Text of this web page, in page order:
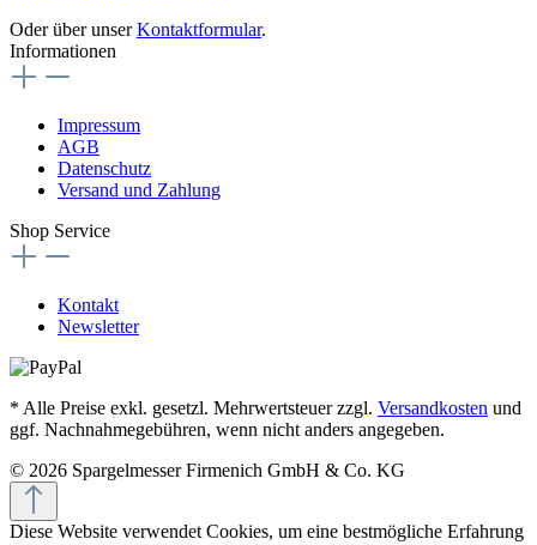
Oder über unserKontaktformular.
Informationen
Impressum
AGB
Datenschutz
Versand und Zahlung
Shop Service
Kontakt
Newsletter
* Alle Preise exkl. gesetzl. Mehrwertsteuer zzgl. Versandkosten und
ggf. Nachnahmegebühren, wenn nicht anders angegeben.
© 2026 Spargelmesser Firmenich GmbH & Co. KG
Diese Website verwendet Cookies, um eine bestmögliche Erfahrung